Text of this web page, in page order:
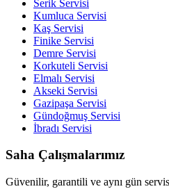
Serik Servisi
Kumluca Servisi
Kaş Servisi
Finike Servisi
Demre Servisi
Korkuteli Servisi
Elmalı Servisi
Akseki Servisi
Gazipaşa Servisi
Gündoğmuş Servisi
İbradı Servisi
Saha Çalışmalarımız
Güvenilir, garantili ve aynı gün